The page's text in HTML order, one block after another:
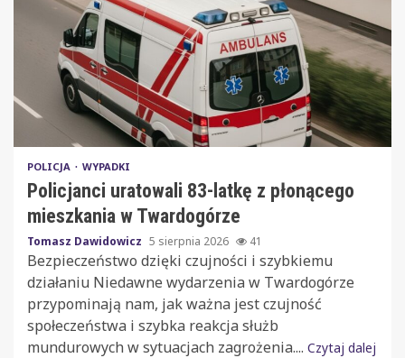
POLICJA WYPADKI
Policjanci uratowali 83-latkę z płonącego
mieszkania w Twardogórze
Tomasz Dawidowicz 5 sierpnia 2026 41
Bezpieczeństwo dzięki czujności i szybkiemu
działaniu Niedawne wydarzenia w Twardogórze
przypominają nam, jak ważna jest czujność
społeczeństwa i szybka reakcja służb
mundurowych w sytuacjach zagrożenia.... Czytaj dalej